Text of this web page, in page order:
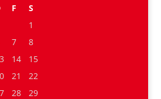
F
S
1
7
8
14
15
21
22
28
29